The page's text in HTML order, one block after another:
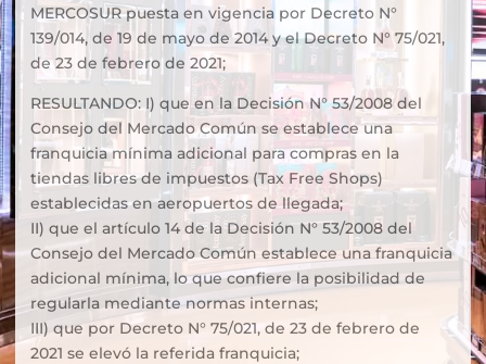
MERCOSUR puesta en vigencia por Decreto N°
139/014, de 19 de mayo de 2014 y el Decreto N° 75/021,
de 23 de febrero de 2021;
RESULTANDO: I) que en la Decisión N° 53/2008 del
Consejo del Mercado Común se establece una
franquicia mínima adicional para compras en la
tiendas libres de impuestos (Tax Free Shops)
establecidas en aeropuertos de llegada;
II) que el artículo 14 de la Decisión N° 53/2008 del
Consejo del Mercado Común establece una franquicia
adicional mínima, lo que confiere la posibilidad de
regularla mediante normas internas;
III) que por Decreto N° 75/021, de 23 de febrero de
2021 se elevó la referida franquicia;